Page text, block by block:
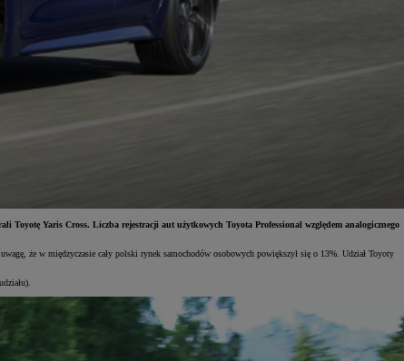
Yaris Cross. Liczba rejestracji aut użytkowych Toyota Professional względem analogicznego
że w międzyczasie cały polski rynek samochodów osobowych powiększył się o 13%. Udział Toyoty